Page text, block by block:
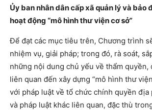
Ủy ban nhân dân cấp xã quản lý và bảo
hoạt động “mô hình thư viện cơ sở”
Để đạt các mục tiêu trên, Chương trình
nhiệm vụ, giải pháp; trong đó, rà soát,
những nội dung chủ yếu về thẩm
liên quan đến xây dựng “mô hình thư
với pháp luật về tổ chức chính quyền địa
và pháp luật khác liên quan, đặc thù